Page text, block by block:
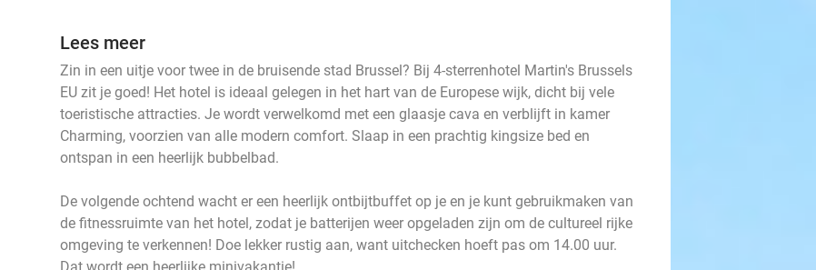
Lees meer
Zin in een uitje voor twee in de bruisende stad Brussel? Bij 4-sterrenhotel Martin's Brussels
EU zit je goed! Het hotel is ideaal gelegen in het hart van de Europese wijk, dicht bij vele
toeristische attracties. Je wordt verwelkomd met een glaasje cava en verblijft in kamer
Charming, voorzien van alle modern comfort. Slaap in een prachtig kingsize bed en
ontspan in een heerlijk bubbelbad.
De volgende ochtend wacht er een heerlijk ontbijtbuffet op je en je kunt gebruikmaken van
de fitnessruimte van het hotel, zodat je batterijen weer opgeladen zijn om de cultureel rijke
omgeving te verkennen! Doe lekker rustig aan, want uitchecken hoeft pas om 14.00 uur.